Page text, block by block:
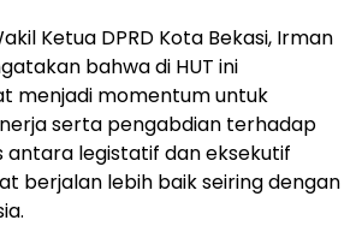
Ketua DPRD Kota Bekasi, Irman
bahwa di HUT ini
menjadi momentum untuk
serta pengabdian terhadap
antara legistatif dan eksekutif
berjalan lebih baik seiring dengan